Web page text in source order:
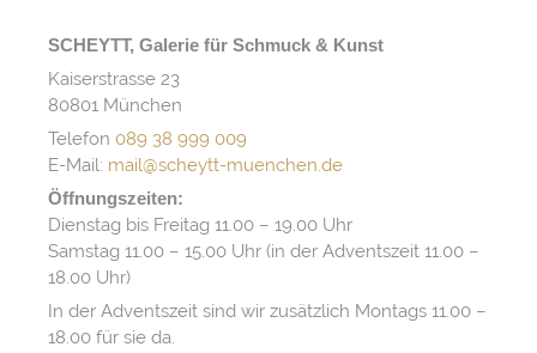
SCHEYTT, Galerie für Schmuck & Kunst
Kaiserstrasse 23
80801 München
Telefon 089 38 999 009
E-Mail: mail@scheytt-muenchen.de
Öffnungszeiten:
Dienstag bis Freitag 11.00 – 19.00 Uhr
Samstag 11.00 – 15.00 Uhr (in der Adventszeit 11.00 –
18.00 Uhr)
In der Adventszeit sind wir zusätzlich Montags 11.00 –
18.00 für sie da.